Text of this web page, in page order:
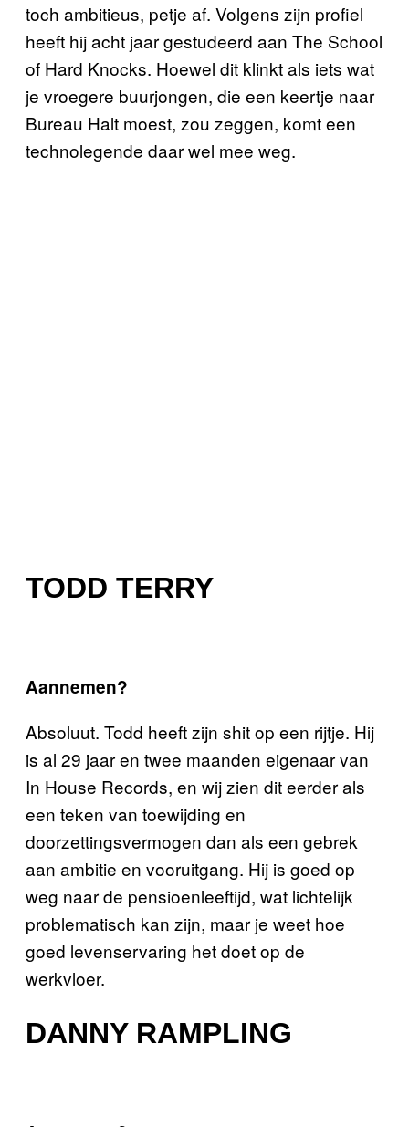
toch ambitieus, petje af. Volgens zijn profiel
heeft hij acht jaar gestudeerd aan The School
of Hard Knocks. Hoewel dit klinkt als iets wat
je vroegere buurjongen, die een keertje naar
Bureau Halt moest, zou zeggen, komt een
technolegende daar wel mee weg.
TODD TERRY
Aannemen?
Absoluut. Todd heeft zijn shit op een rijtje. Hij
is al 29 jaar en twee maanden eigenaar van
In House Records, en wij zien dit eerder als
een teken van toewijding en
doorzettingsvermogen dan als een gebrek
aan ambitie en vooruitgang. Hij is goed op
weg naar de pensioenleeftijd, wat lichtelijk
problematisch kan zijn, maar je weet hoe
goed levenservaring het doet op de
werkvloer.
DANNY RAMPLING